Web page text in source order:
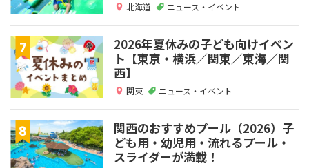
北海道 ニュース・イベント
2026年夏休みの子ども向けイベン
ト【東京・横浜／関東／東海／関
西】
関東 ニュース・イベント
関西のおすすめプール（2026）子
ども用・幼児用・流れるプール・
スライダーが満載！